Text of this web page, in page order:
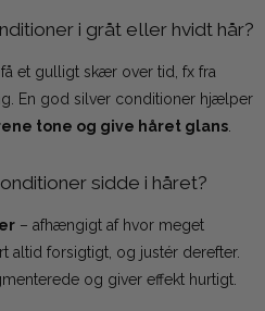
i gråt eller hvidt hår?
et gulligt skær over tid, fx fra
En god silver conditioner hjælper
tone og give håret glans.
sidde i håret?
– afhængigt af hvor meget
altid forsigtigt, og justér derefter.
og giver effekt hurtigt.